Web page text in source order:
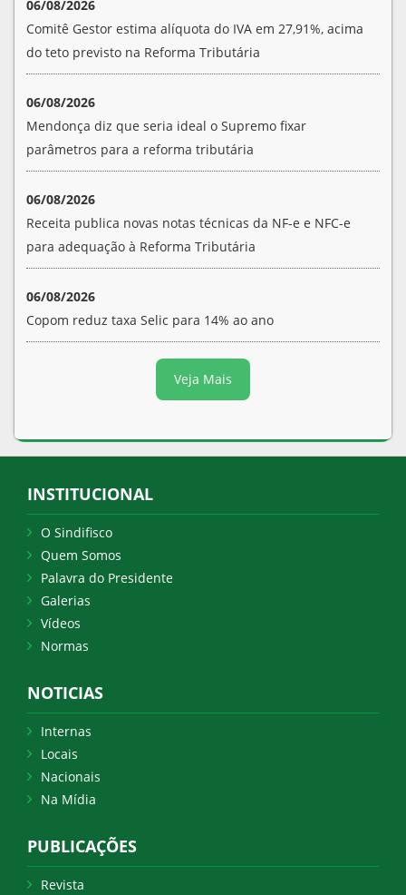
06/08/2026
Comitê Gestor estima alíquota do IVA em 27,91%, acima
do teto previsto na Reforma Tributária
06/08/2026
Mendonça diz que seria ideal o Supremo fixar
parâmetros para a reforma tributária
06/08/2026
Receita publica novas notas técnicas da NF-e e NFC-e
para adequação à Reforma Tributária
06/08/2026
Copom reduz taxa Selic para 14% ao ano
Veja Mais
INSTITUCIONAL
O Sindifisco
Quem Somos
Palavra do Presidente
Galerias
Vídeos
Normas
NOTICIAS
Internas
Locais
Nacionais
Na Mídia
PUBLICAÇÕES
Revista